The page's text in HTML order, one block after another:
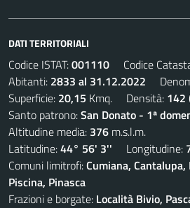
DATI TERRITORIALI
Codice ISTAT:001110 Codice
Abitanti: 2833 al 31.12.2022
Superficie: 20,15 Kmq. Densità: 142
Santo patrono:San Donato - 1ª
Altitudine media: 376 m.s.l.m.
Latitudine:44° 56' 3'' Longitudine:
Comuni limitrofi:Cumiana,
Piscina, Pinasca
Frazioni e borgate: Località Bivio,